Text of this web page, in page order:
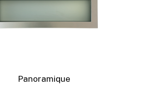
Panoramique